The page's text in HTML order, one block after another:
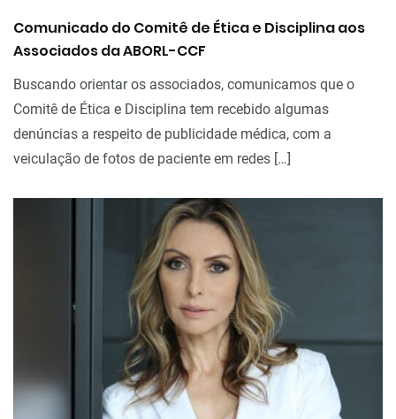
Comunicado do Comitê de Ética e Disciplina aos
Associados da ABORL-CCF
Buscando orientar os associados, comunicamos que o
Comitê de Ética e Disciplina tem recebido algumas
denúncias a respeito de publicidade médica, com a
veiculação de fotos de paciente em redes […]